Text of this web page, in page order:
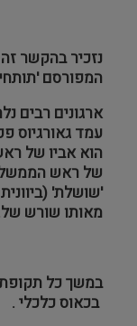
נזכיר בהקשר
המפורסם 'תותחי
ארגונים רבים
עמד גאורגיוס
הוא אביו של
של ראש
'שושלת'
מאותו שורש
במשך כל תקופת
בכאוס כלכלי .